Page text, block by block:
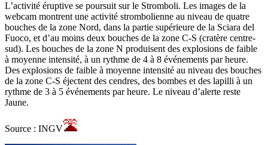
L’activité éruptive se poursuit sur le Stromboli. Les images de la
webcam montrent une activité strombolienne au niveau de quatre
bouches de la zone Nord, dans la partie supérieure de la Sciara del
Fuoco, et d’au moins deux bouches de la zone C-S (cratère centre-
sud). Les bouches de la zone N produisent des explosions de faible
à moyenne intensité, à un rythme de 4 à 8 événements par heure.
Des explosions de faible à moyenne intensité au niveau des bouches
de la zone C-S éjectent des cendres, des bombes et des lapilli à un
rythme de 3 à 5 événements par heure. Le niveau d’alerte reste
Jaune.
Source : INGV